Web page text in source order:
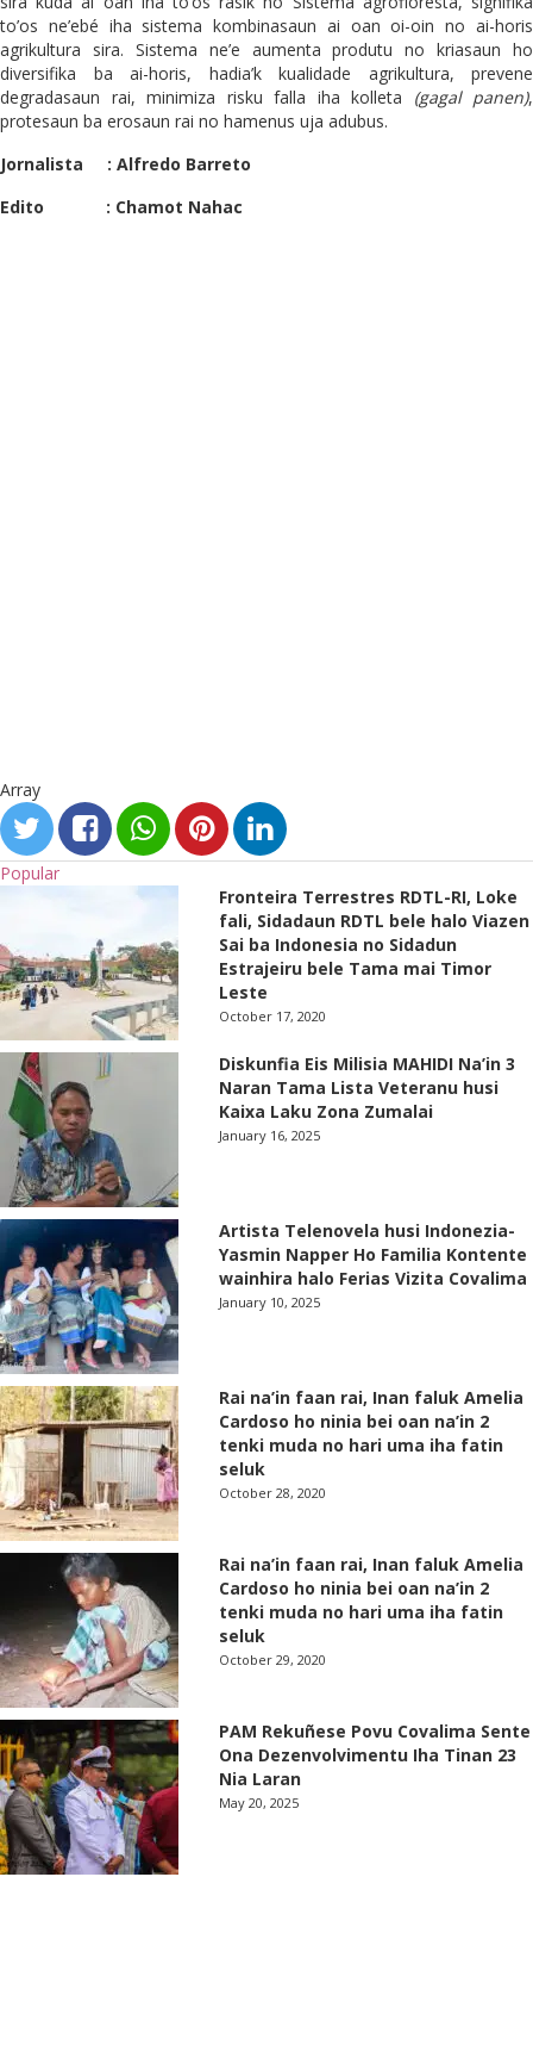
to’os ne’ebé iha sistema kombinasaun ai oan oi-oin no ai-horis
agrikultura sira. Sistema ne’e aumenta produtu no kriasaun ho
diversifika ba ai-horis, hadia’k kualidade agrikultura, prevene
degradasaun rai, minimiza risku falla iha kolleta (gagal panen),
protesaun ba erosaun rai no hamenus uja adubus.
Jornalista : Alfredo Barreto
Edito : Chamot Nahac
Array
Popular
Fronteira Terrestres RDTL-RI, Loke
fali, Sidadaun RDTL bele halo Viazen
Sai ba Indonesia no Sidadun
Estrajeiru bele Tama mai Timor
Leste
October 17, 2020
Diskunfia Eis Milisia MAHIDI Na’in 3
Naran Tama Lista Veteranu husi
Kaixa Laku Zona Zumalai
January 16, 2025
Artista Telenovela husi Indonezia-
Yasmin Napper Ho Familia Kontente
wainhira halo Ferias Vizita Covalima
January 10, 2025
Rai na’in faan rai, Inan faluk Amelia
Cardoso ho ninia bei oan na’in 2
tenki muda no hari uma iha fatin
seluk
October 28, 2020
Rai na’in faan rai, Inan faluk Amelia
Cardoso ho ninia bei oan na’in 2
tenki muda no hari uma iha fatin
seluk
October 29, 2020
PAM Rekuñese Povu Covalima Sente
Ona Dezenvolvimentu Iha Tinan 23
Nia Laran
May 20, 2025